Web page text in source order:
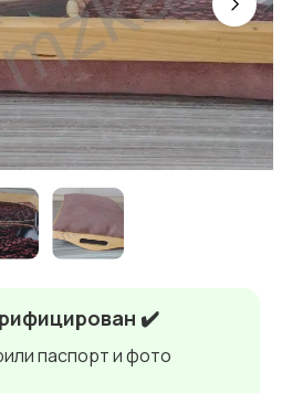
✔️
паспорт и фото